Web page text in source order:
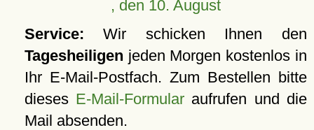
, den 10. August
Service: Wir schicken Ihnen den
Tagesheiligen jeden Morgen kostenlos in
Ihr E-Mail-Postfach. Zum Bestellen bitte
dieses E-Mail-Formular aufrufen und die
Mail absenden.